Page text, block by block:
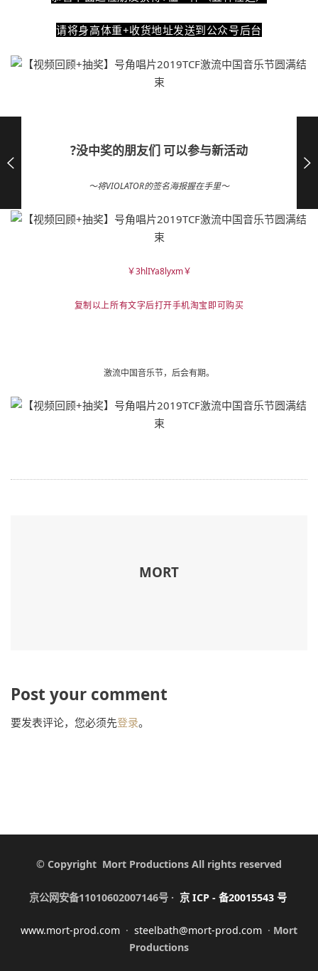
请将身高体重+收货地址发送到公众号后台
?没中奖的朋友们 可以参与新活动
～将VIOLATOR的签名海报握在手里～
￥3hlIYa8lyxm￥
复制以上所有文字后打开手机淘宝即可购买
激流中国音乐节，后会有期。
MORT
Post your comment
要发表评论，您必须先登录。
© Copyright Mort Productions All rights reserved
京公网安备11010602007146号 · 京ICP - 备20015543 号
www.mort-prod.com · steelbath@mort-prod.com · Mort
Productions